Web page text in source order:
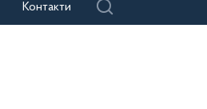
Контакти